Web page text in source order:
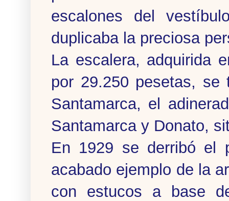
escalones del
duplicaba la preciosa
La escalera, adquirida
por 29.250 pesetas,
Santamarca, el
Santamarca y Donato,
En 1929 se derribó el
acabado ejemplo de la
con estucos a base